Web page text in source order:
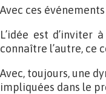
Avec ces
L’idée est d’inviter
connaître l’autre, ce
Avec, toujours, une
impliquées dans le